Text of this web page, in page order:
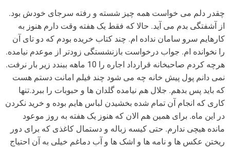
چقدر دلم می خواست همه چیز شسته و رفته سرجای خودش بود.
از آشفتگی بدم می آید. حالا که فقط یک هفته وقت دارم هنوز به
کارهایم سرو سامان نداده ام. چند کتاب خریده بودم که دو تای آن
را نخوانده ام. جواب درخواست بازنشستگی زودتر از موعدم نیامده.
هرچه کردم صاحبخانه قرارداد اجاره را 10 ماهه ببندد زیر بار نرفت.
نمی دانم پول پیش خانه چه می شود چند فیلم امانت دستم هست
که باید پس بدهم. جلال هم نیامده گلدان ها و حبوبات را ببرد.تنها
کاری که انجام آن تمام شده بخشیدن لباس هایم بوده و خرید نکردن
در این ماه. برای همین هم الان که هنوز یک هفته به روز موعود
مانده هیچی ندارم. حتی کیسه زباله و دستمال کاغذی که برای دور
ریختن عکس ها و نامه ها و اشک ها و آب دماغم خیلی به آن احتیاج